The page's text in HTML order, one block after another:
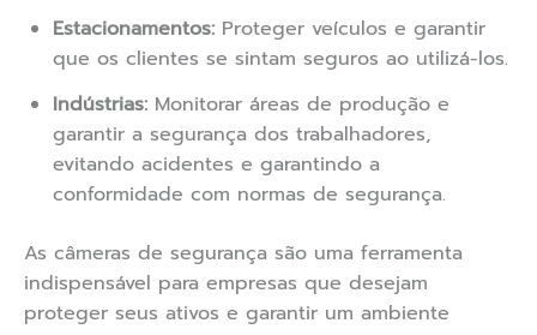
Estacionamentos: Proteger veículos e garantir
que os clientes se sintam seguros ao utilizá-los.
Indústrias: Monitorar áreas de produção e
garantir a segurança dos trabalhadores,
evitando acidentes e garantindo a
conformidade com normas de segurança.
As câmeras de segurança são uma ferramenta
indispensável para empresas que desejam
proteger seus ativos e garantir um ambiente